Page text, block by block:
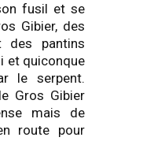
fusil et se
Gibier, des
des pantins
et quiconque
le serpent.
Gros Gibier
mais de
route pour